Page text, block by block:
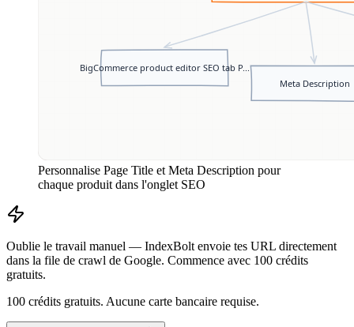
Personnalise Page Title et Meta Description pour
chaque produit dans l'onglet SEO
Oublie le travail manuel — IndexBolt envoie tes URL directement
dans la file de crawl de Google. Commence avec 100 crédits
gratuits.
100 crédits gratuits. Aucune carte bancaire requise.